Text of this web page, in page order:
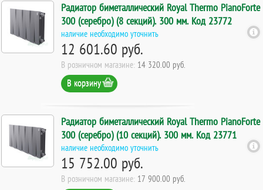
Радиатор биметаллический Royal Thermo PianoForte
300 (серебро) (8 секций). 300 мм. Код 23772
наличие необходимо уточнить
12 601.60 руб.
В розничном магазине: 14 320.00 руб.
В корзину
Радиатор биметаллический Royal Thermo PianoForte
300 (серебро) (10 секций). 300 мм. Код 23771
наличие необходимо уточнить
15 752.00 руб.
В розничном магазине: 17 900.00 руб.